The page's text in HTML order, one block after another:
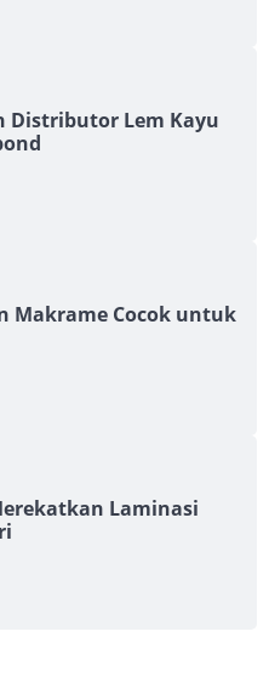
Distributor Lem Kayu
Makrame Cocok untuk
Laminasi